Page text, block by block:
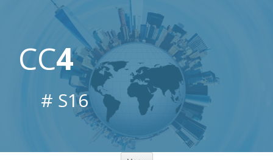
CC4
# S16
Aller